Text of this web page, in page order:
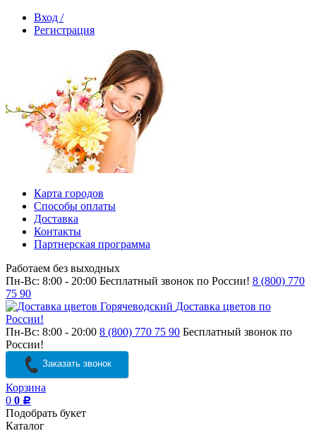
Вход /
Регистрация
Карта городов
Способы оплаты
Доставка
Контакты
Партнерская программа
Работаем без выходных
Пн-Вс: 8:00 - 20:00 Бесплатный звонок по России! 8 (800) 770
75 90
Доставка цветов по
России!
Пн-Вс: 8:00 - 20:00 8 (800) 770 75 90 Бесплатный звонок по
России!
Заказать звонок
Корзина
0 0 Р
Подобрать букет
Каталог